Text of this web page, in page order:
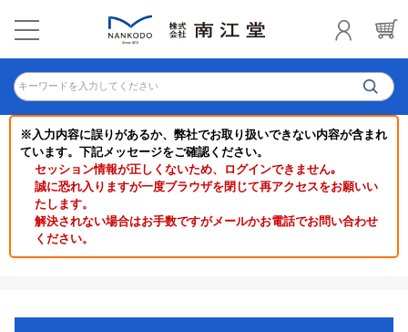
キーワードを入力してください
※入力内容に誤りがあるか、弊社でお取り扱いできない内容が含まれ
ています。下記メッセージをご確認ください。
セッション情報が正しくないため、ログインできません｡
誠に恐れ入りますが一度ブラウザを閉じて再アクセスをお願いい
たします。
解決されない場合はお手数ですがメールかお電話でお問い合わせ
ください。